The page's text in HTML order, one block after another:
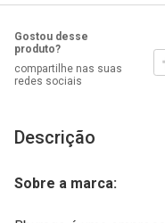
Gostou desse
produto?
compartilhe nas suas
redes sociais
Descrição
Sobre a marca: